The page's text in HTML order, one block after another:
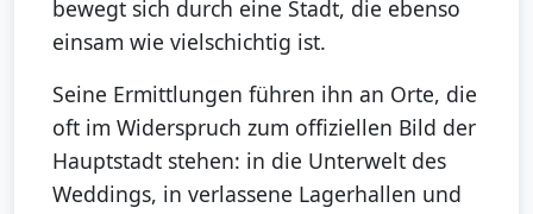
bewegt sich durch eine Stadt, die ebenso
einsam wie vielschichtig ist.
Seine Ermittlungen führen ihn an Orte, die
oft im Widerspruch zum offiziellen Bild der
Hauptstadt stehen: in die Unterwelt des
Weddings, in verlassene Lagerhallen und